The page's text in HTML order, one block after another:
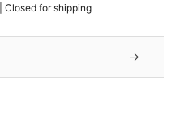
Closed for shipping
→